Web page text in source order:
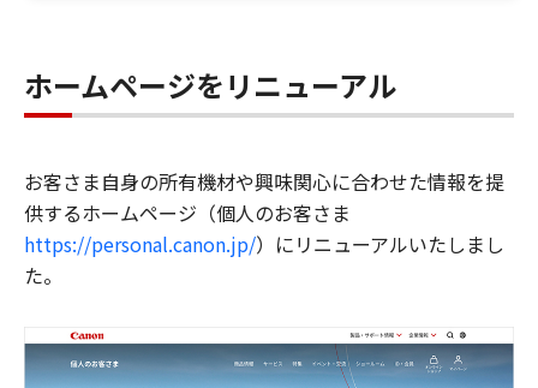
ホームページをリニューアル
お客さま自身の所有機材や興味関心に合わせた情報を提
供するホームページ（個人のお客さま
https://personal.canon.jp/）にリニューアルいたしまし
た。